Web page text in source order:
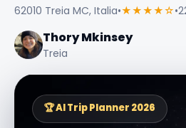
62010 Treia MC, Italia•★★★★☆•
Thory Mkinsey
Treia
🏆 AI Trip Planner 2026